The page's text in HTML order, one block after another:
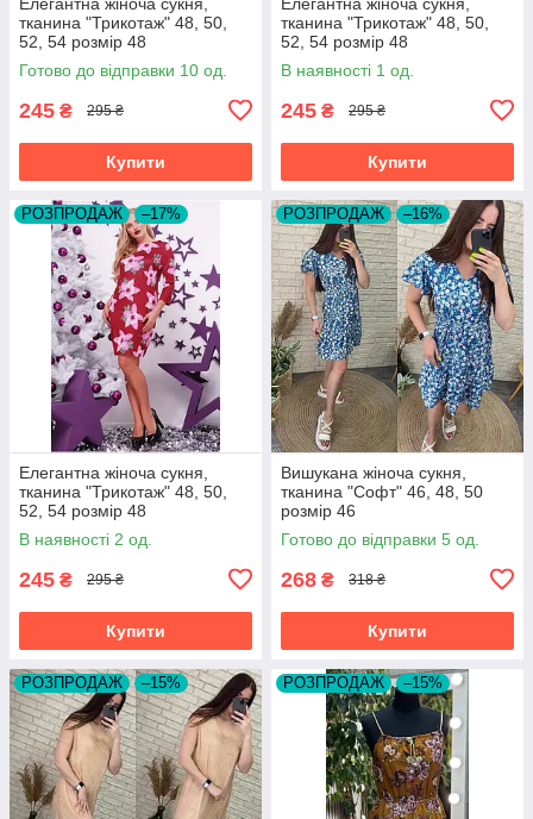
тканина "Трикотаж" 48, 50,
52, 54 розмір 48
Готово до відправки 10 од.
245 ₴ 295 ₴
Купити
тканина "Трикотаж" 48, 50,
52, 54 розмір 48
В наявності 1 од.
245 ₴ 295 ₴
Купити
РОЗПРОДАЖ –17%
Елегантна жіноча сукня,
тканина "Трикотаж" 48, 50,
52, 54 розмір 48
В наявності 2 од.
245 ₴ 295 ₴
Купити
РОЗПРОДАЖ –16%
Вишукана жіноча сукня,
тканина "Софт" 46, 48, 50
розмір 46
Готово до відправки 5 од.
268 ₴ 318 ₴
Купити
РОЗПРОДАЖ –15% РОЗПРОДАЖ –15%